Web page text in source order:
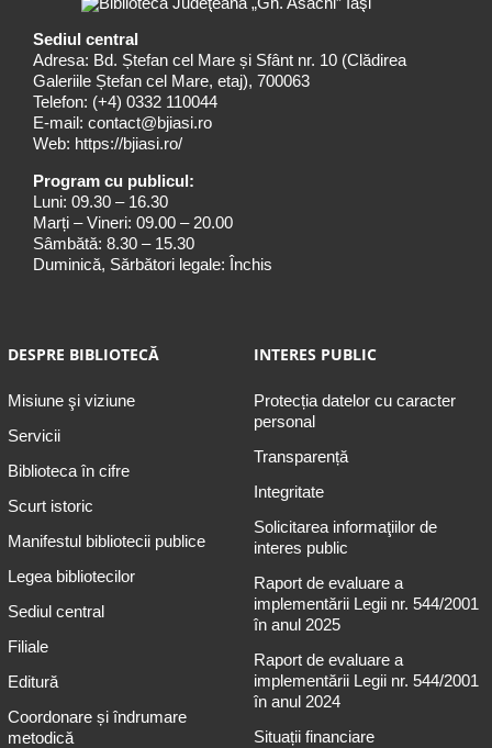
Sediul central
Adresa: Bd. Ștefan cel Mare și Sfânt nr. 10 (Clădirea
Galeriile Ștefan cel Mare, etaj), 700063
Telefon: (+4) 0332 110044
E-mail: contact@bjiasi.ro
Web: https://bjiasi.ro/
Program cu publicul:
Luni: 09.30 – 16.30
Marți – Vineri: 09.00 – 20.00
Sâmbătă: 8.30 – 15.30
Duminică, Sărbători legale: Închis
DESPRE BIBLIOTECĂ
Misiune şi viziune
Servicii
Biblioteca în cifre
Scurt istoric
Manifestul bibliotecii publice
Legea bibliotecilor
Sediul central
Filiale
Editură
Coordonare și îndrumare
metodică
INTERES PUBLIC
Protecția datelor cu caracter
personal
Transparență
Integritate
Solicitarea informaţiilor de
interes public
Raport de evaluare a
implementării Legii nr. 544/2001
în anul 2025
Raport de evaluare a
implementării Legii nr. 544/2001
în anul 2024
Situații financiare